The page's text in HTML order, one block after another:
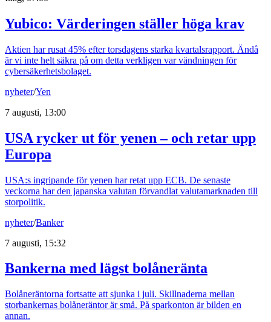
Yubico: Värderingen ställer höga krav
Aktien har rusat 45% efter torsdagens starka kvartalsrapport. Ändå
är vi inte helt säkra på om detta verkligen var vändningen för
cybersäkerhetsbolaget.
nyheter/Yen
7 augusti, 13:00
USA rycker ut för yenen – och retar upp
Europa
USA:s ingripande för yenen har retat upp ECB. De senaste
veckorna har den japanska valutan förvandlat valutamarknaden till
storpolitik.
nyheter/Banker
7 augusti, 15:32
Bankerna med lägst bolåneränta
Bolåneräntorna fortsatte att sjunka i juli. Skillnaderna mellan
storbankernas bolåneräntor är små. På sparkonton är bilden en
annan.